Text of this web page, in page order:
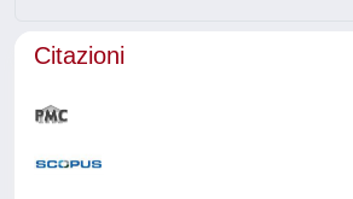
Citazioni